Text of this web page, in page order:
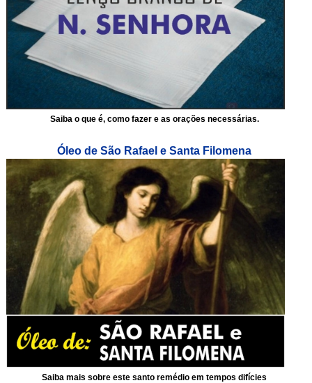
Saiba o que é, como fazer e as orações necessárias.
Óleo de São Rafael e Santa Filomena
Saiba mais sobre este santo remédio em tempos difícies